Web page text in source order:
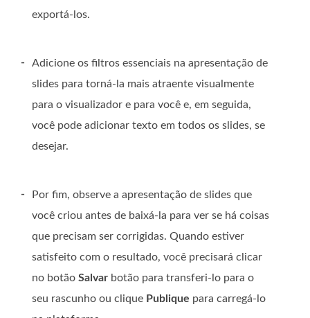
exportá-los.
-
Adicione os filtros essenciais na apresentação de
slides para torná-la mais atraente visualmente
para o visualizador e para você e, em seguida,
você pode adicionar texto em todos os slides, se
desejar.
-
Por fim, observe a apresentação de slides que
você criou antes de baixá-la para ver se há coisas
que precisam ser corrigidas. Quando estiver
satisfeito com o resultado, você precisará clicar
no botão Salvar botão para transferi-lo para o
seu rascunho ou clique Publique para carregá-lo